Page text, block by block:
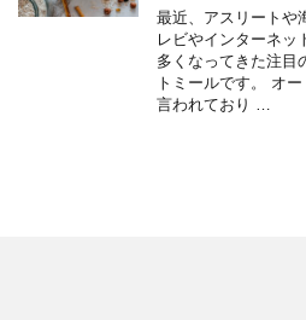
最近、アスリートや
レビやインターネッ
多くなってきた注目
トミールです。 オ
言われており …